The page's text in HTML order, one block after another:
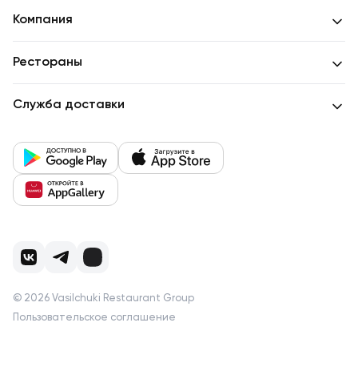
Компания
Рестораны
Служба доставки
© 2026 Vasilchuki Restaurant Group
Пользовательское соглашение